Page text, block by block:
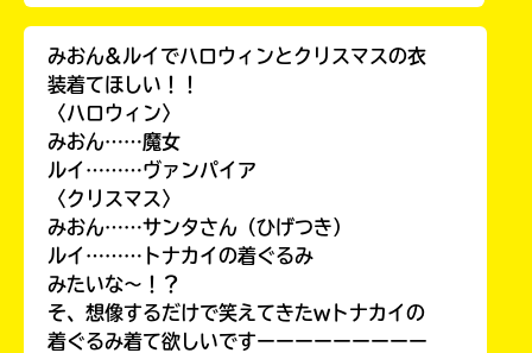
みおん&ルイでハロウィンとクリスマスの衣
装着てほしい！！
〈ハロウィン〉
みおん……魔女
ルイ………ヴァンパイア
〈クリスマス〉
みおん……サンタさん（ひげつき）
ルイ………トナカイの着ぐるみ
みたいな〜！？
そ、想像するだけで笑えてきたwトナカイの
着ぐるみ着て欲しいですーーーーーーーーー